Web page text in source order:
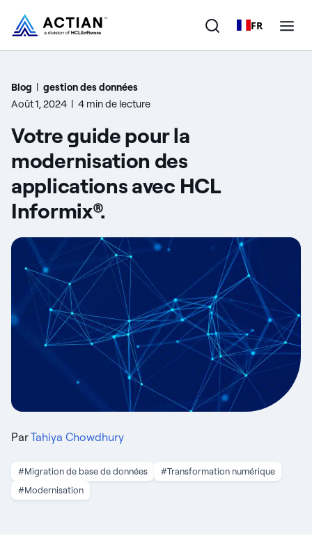
FR
Produits
Entreprise
Ressources
Blog | gestion des données
Août 1, 2024 | 4 min de lecture
Votre guide pour la
modernisation des
applications avec HCL
Informix®.
ParTahiya Chowdhury
#Migration de base de données
#Transformation numérique
#Modernisation